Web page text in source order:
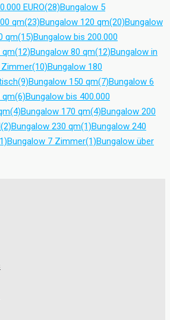
EURO(28)Bungalow 5
qm(23)Bungalow 120 qm(20)Bungalow
qm(15)Bungalow bis 200.000
qm(12)Bungalow 80 qm(12)Bungalow in
(10)Bungalow 180
(9)Bungalow 150 qm(7)Bungalow 6
qm(6)Bungalow bis 400.000
(4)Bungalow 170 qm(4)Bungalow 200
(2)Bungalow 230 qm(1)Bungalow 240
Bungalow 7 Zimmer(1)Bungalow über